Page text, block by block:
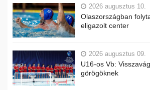
2026 augusztus 10.
Olaszországban
eligazolt center
2026 augusztus 09.
U16-os Vb:
görögöknek